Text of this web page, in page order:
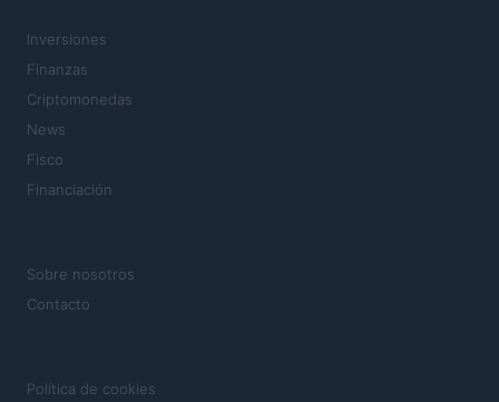
Inversiones
Finanzas
Criptomonedas
News
Fisco
Financiación
Sobre nosotros
Contacto
Política de cookies